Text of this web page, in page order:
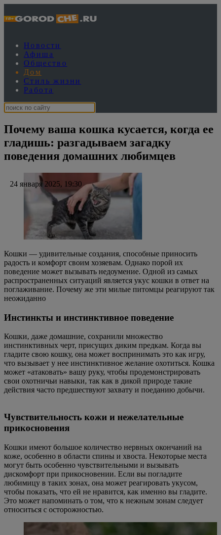
Новости
Афиша
Общество
Дом
Стиль жизни
Работа
Почему ваша кошка кусается, когда ее
гладишь: разгадываем загадку
поведения домашних любимцев
24 января 2025, 19:30
Кошки — удивительные создания, способные приносить
радость и комфорт своим хозяевам. Однако порой их
поведение может вызывать недоумение. Одной из самых
распространенных ситуаций является укус кошки в ответ на
поглаживание. Почему же эти милые питомцы реагируют так
неожиданно
Инстинкты и инстинктивное поведение
Кошки, даже домашние, сохранили множество
инстинктивных черт, присущих диким предкам. Когда вы
гладите свою кошку, она может воспринимать это как игру,
что вызывает у нее инстинктивное желание охотиться. Кошка
может «атаковать» вашу руку, чтобы продемонстрировать
свои охотничьи навыки, так как в дикой природе такие
действия часто предшествуют захвату и поеданию добычи.
Чувствительность кожи и нежелательные
прикосновения
Кошки имеют большое количество нервных окончаний на
коже, особенно в области спины и хвоста. Некоторые места
могут быть особенно чувствительными и вызывать
дискомфорт при прикосновении. Если вы погладите
любимицу в таких зонах, она может реагировать укусом,
чтобы показать, что ей не нравится, как именно вы гладите.
Это может напоминать о том, что к нежным зонам следует
относиться с осторожностью.